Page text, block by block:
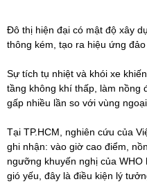
Đô thị hiện đại có mật độ xây
thông kém, tạo ra hiệu ứng
Sự tích tụ nhiệt và khói xe
tầng không khí thấp, làm nồng
gấp nhiều lần so với vùng
Tại TP.HCM, nghiên cứu của
ghi nhận: vào giờ cao điểm,
ngưỡng khuyến nghị của
gió yếu, đây là điều kiện lý